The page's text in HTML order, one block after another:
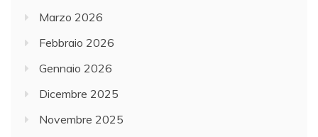
Marzo 2026
Febbraio 2026
Gennaio 2026
Dicembre 2025
Novembre 2025